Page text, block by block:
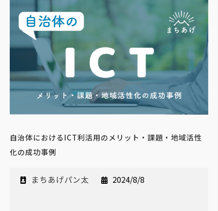
自治体におけるICT利活用のメリット・課題・地域活性
化の成功事例
まちあげパン太 2024/8/8